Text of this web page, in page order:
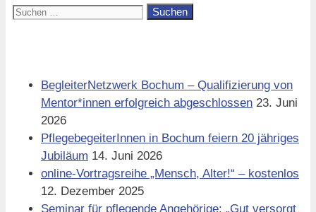
Suchen
BegleiterNetzwerk Bochum – Qualifizierung von
Mentor*innen erfolgreich abgeschlossen 23. Juni
2026
PflegebegeiterInnen in Bochum feiern 20 jähriges
Jubiläum 14. Juni 2026
online-Vortragsreihe „Mensch, Alter!“ – kostenlos
12. Dezember 2025
Seminar für pflegende Angehörige: „Gut versorgt